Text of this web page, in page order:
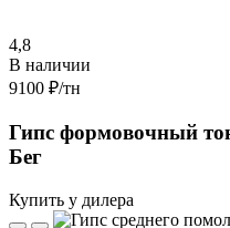
4,8
В наличии
9100 ₽/тн
Гипс формовочный
Бег
Купить у дилера